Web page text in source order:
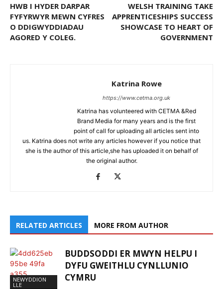
HWB I HYDER DARPAR
FYFYRWYR MEWN CYFRES
O DDIGWYDDIADAU
AGORED Y COLEG.
WELSH TRAINING TAKE
APPRENTICESHIPS SUCCESS
SHOWCASE TO HEART OF
GOVERNMENT
Katrina Rowe
https://www.cetma.org.uk
Katrina has volunteered with CETMA &Red
Brand Media for many years and is the first
point of call for uploading all articles sent into
us. Katrina does not write any articles however if you notice that
she is the author of this article,she has uploaded it on behalf of
the original author.
RELATED ARTICLES MORE FROM AUTHOR
NEWYDDION
LLE
BUDDSODDI ER MWYN HELPU I
DYFU GWEITHLU CYNLLUNIO
CYMRU